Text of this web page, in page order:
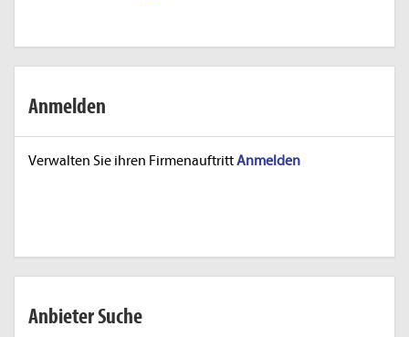
Anmelden
Verwalten Sie ihren FirmenauftrittAnmelden
Anbieter Suche